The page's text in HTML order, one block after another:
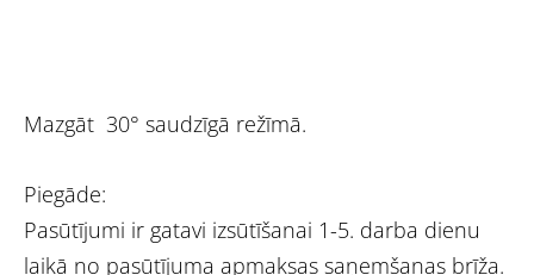
Mazgāt 30° saudzīgā režīmā.
Piegāde:
Pasūtījumi ir gatavi izsūtīšanai 1-5. darba dienu
laikā no pasūtījuma apmaksas saņemšanas brīža.